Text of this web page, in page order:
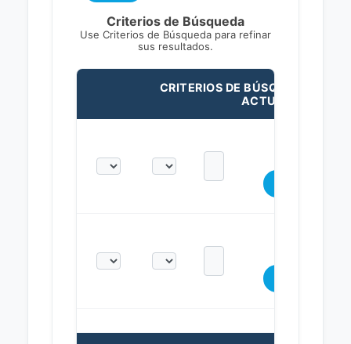
Criterios de Búsqueda
Use Criterios de Búsqueda para refinar
sus resultados.
CRITERIOS DE BÚSQUEDA
ACTUALES: